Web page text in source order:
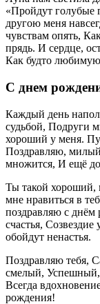
«Пройдут голубые
другою меня
чувствам опять,
прядь. И сердце,
Как будто любимую
С днем
Каждый день
судьбой, Подруги
хороший у меня.
Поздравляю,
множится, И ещё
Ты такой хороший,
мне нравиться в
поздравляю с днём
счастья,
обойдут ненастья.
Поздравляю тебя,
смелый, Успешный,
Всегда
рождения!